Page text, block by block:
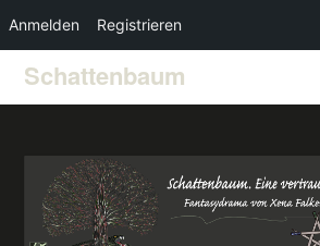
Schattenbaum
Anmelden Registrieren